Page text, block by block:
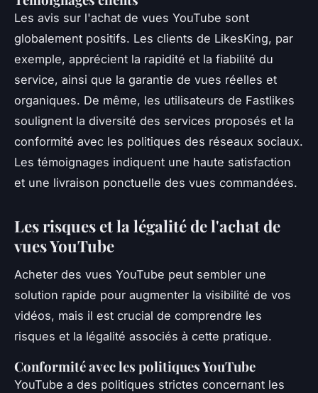
Les avis sur l'achat de vues YouTube sont
globalement positifs. Les clients de LikesKing, par
exemple, apprécient la rapidité et la fiabilité du
service, ainsi que la garantie de vues réelles et
organiques. De même, les utilisateurs de Fastlikes
soulignent la diversité des services proposés et la
conformité avec les politiques des réseaux sociaux.
Les témoignages indiquent une haute satisfaction
et une livraison ponctuelle des vues commandées.
Les risques et la légalité de l'achat de
vues YouTube
Acheter des vues YouTube peut sembler une
solution rapide pour augmenter la visibilité de vos
vidéos, mais il est crucial de comprendre les
risques et la légalité associés à cette pratique.
Conformité avec les politiques YouTube
YouTube a des politiques strictes concernant les